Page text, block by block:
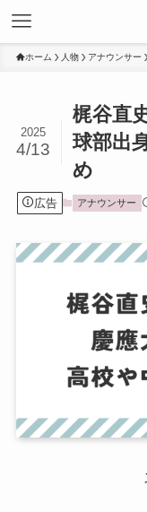
ホーム 人物 アナウンサー
梶谷直
球部出
め
2025
4/13
広告 アナウンサー